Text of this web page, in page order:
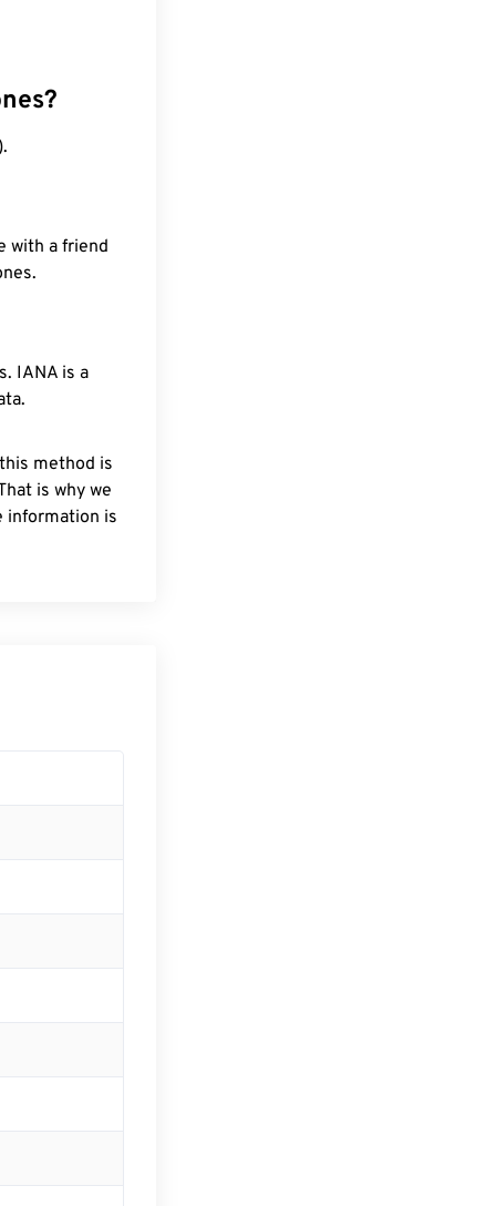
with a friend
IANA is a
method is
is why we
information is